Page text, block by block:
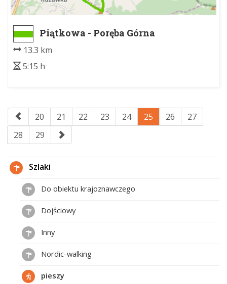
Piątkowa - Poręba Górna
13.3 km
5:15 h
20 21 22 23 24 25 26
27
28
29
Szlaki
Do obiektu krajoznawczego
Dojściowy
Inny
Nordic-walking
pieszy